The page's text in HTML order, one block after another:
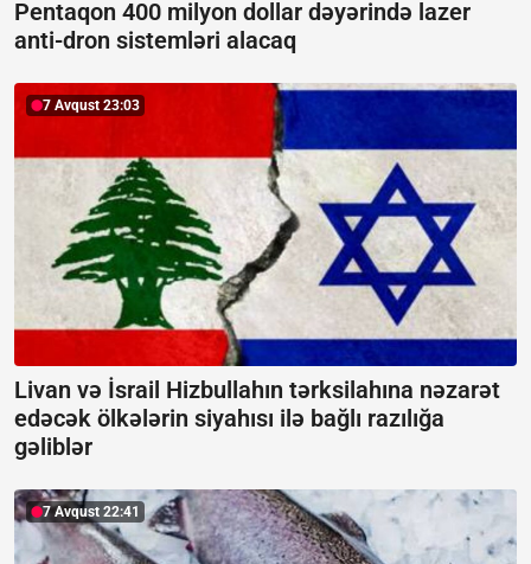
Pentaqon 400 milyon dollar dəyərində lazer
anti-dron sistemləri alacaq
7 Avqust 23:03
Livan və İsrail Hizbullahın tərksilahına nəzarət
edəcək ölkələrin siyahısı ilə bağlı razılığa
gəliblər
7 Avqust 22:41